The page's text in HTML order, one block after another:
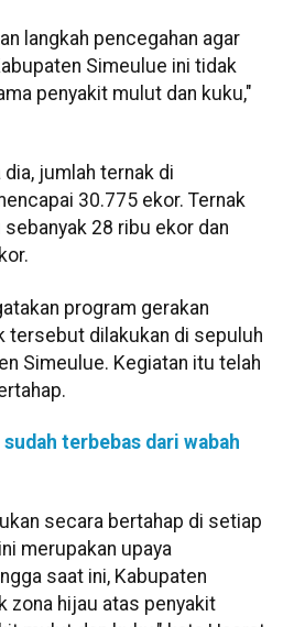
langkah pencegahan agar
Simeulue ini tidak
penyakit mulut dan kuku,"
jumlah ternak di
30.775 ekor. Ternak
28 ribu ekor dan
program gerakan
tersebut dilakukan di sepuluh
Simeulue. Kegiatan itu telah
terbebas dari wabah
secara bertahap di setiap
merupakan upaya
saat ini, Kabupaten
zona hijau atas penyakit